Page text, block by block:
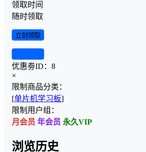
领取时间
随时领取
立刻领取
优惠劵ID： 8
×
限制商品分类：
[单片机学习板]
限制用户组：
月会员 年会员 永久VIP
浏览历史